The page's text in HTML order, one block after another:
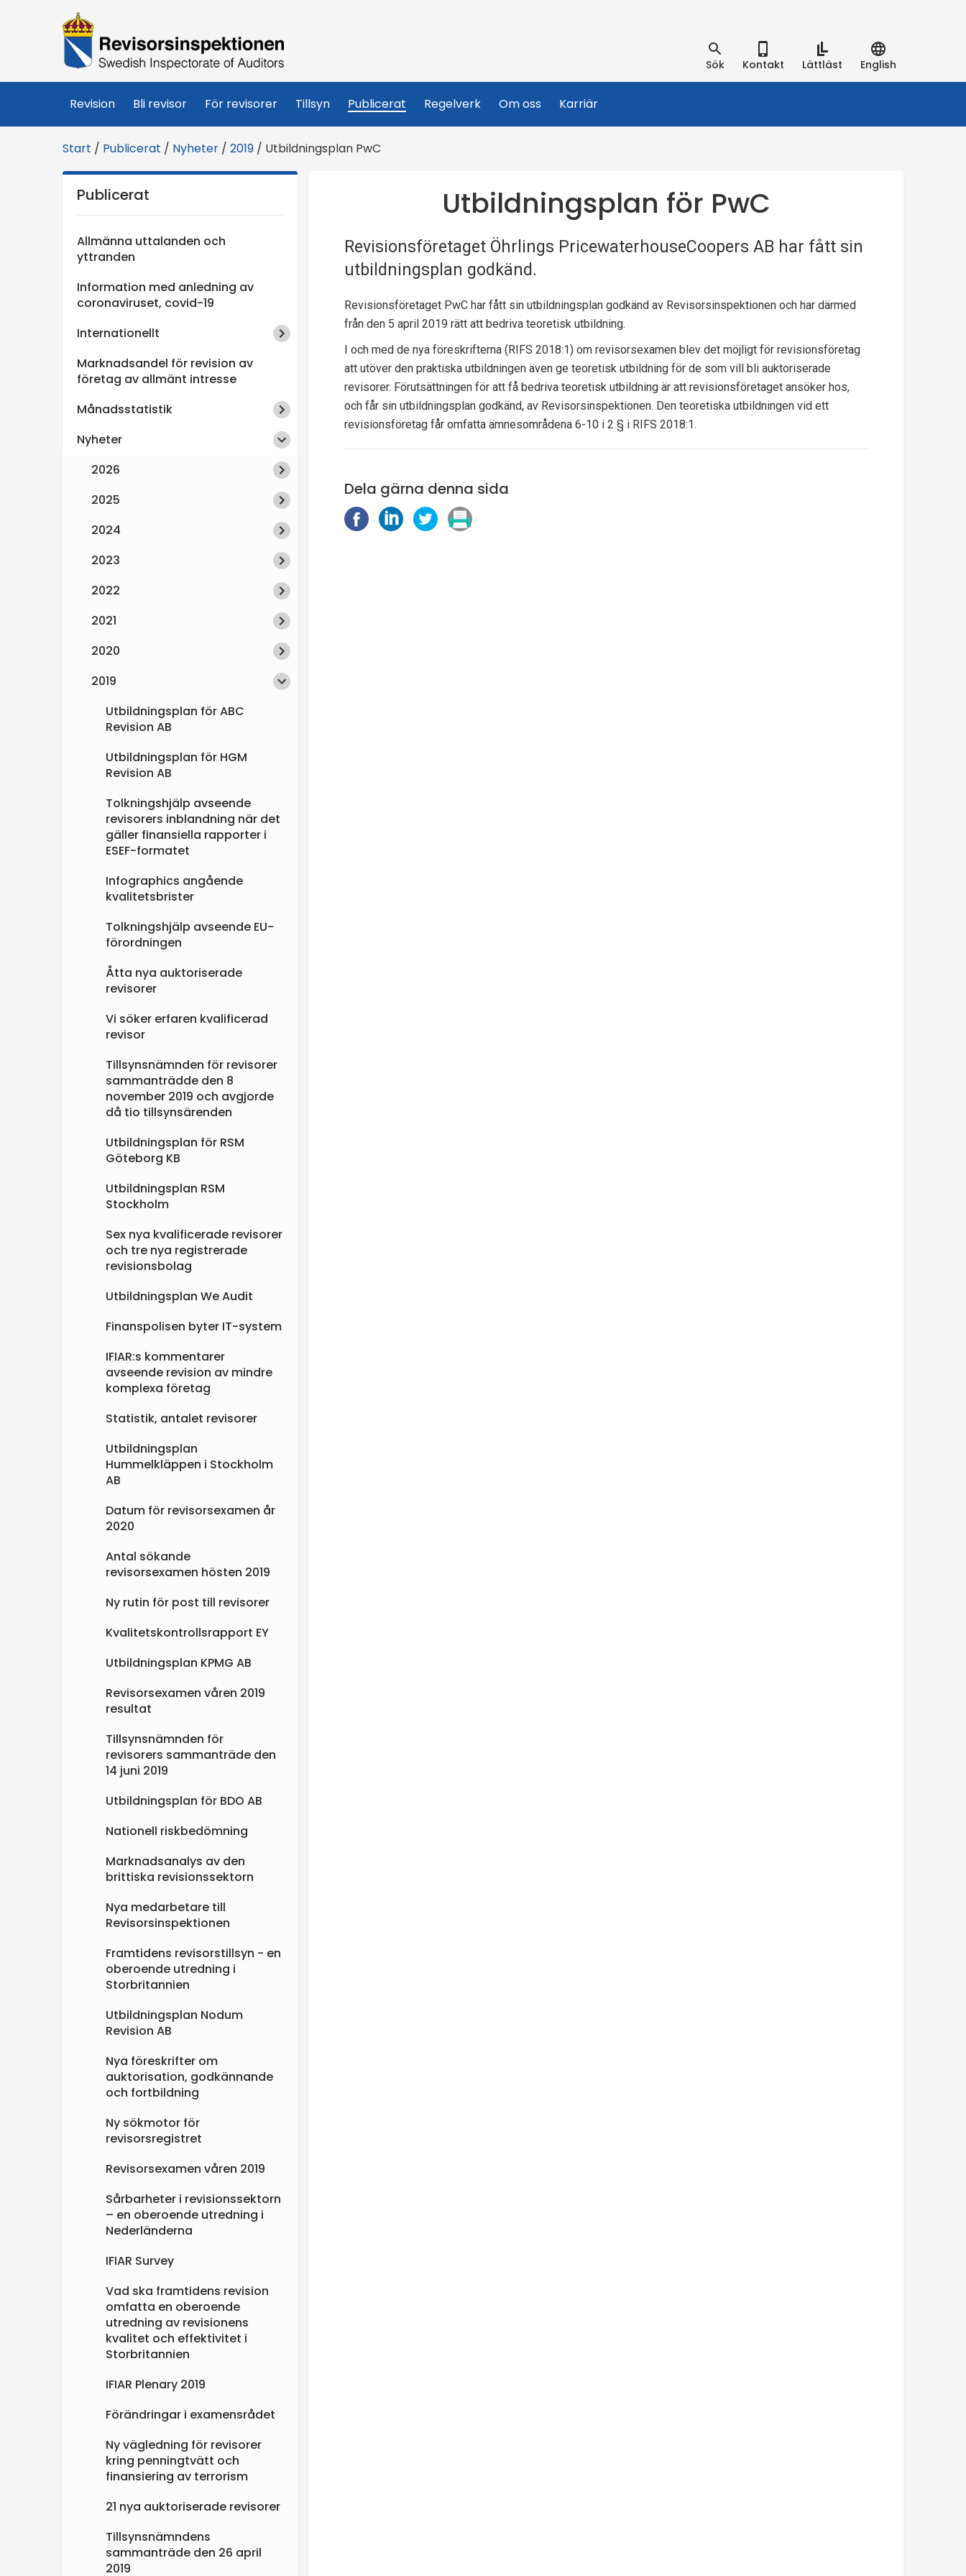
R
e
v
i
s
o
n
p
Sök Kontakt Lättläst English
Revision Bli revisor För revisorer Tillsyn Publicerat Regelverk Om oss Karriär
Start / Publicerat / Nyheter / 2019 / Utbildningsplan PwC
Utbildningsplan för PwC
Revisionsföretaget Öhrlings PricewaterhouseCoopers AB har fått sin
utbildningsplan godkänd.
Revisionsföretaget PwC har fått sin utbildningsplan godkänd av Revisorsinspektionen och har därmed
från den 5 april 2019 rätt att bedriva teoretisk utbildning.
I och med de nya föreskrifterna (RIFS 2018:1) om revisorsexamen blev det möjligt för revisionsföretag
att utöver den praktiska utbildningen även ge teoretisk utbildning för de som vill bli auktoriserade
revisorer. Förutsättningen för att få bedriva teoretisk utbildning är att revisionsföretaget ansöker hos,
och får sin utbildningsplan godkänd, av Revisorsinspektionen. Den teoretiska utbildningen vid ett
revisionsföretag får omfatta ämnesområdena 6-10 i 2 § i RIFS 2018:1.
Dela gärna denna sida
D
D
D
S
Publicerat
Allmänna uttalanden och
yttranden
Information med anledning av
coronaviruset, covid-19
Internationellt
Marknadsandel för revision av
företag av allmänt intresse
Månadsstatistik
Nyheter
2026
2025
2024
2023
2022
2021
2020
2019
Utbildningsplan för ABC
Revision AB
Utbildningsplan för HGM
Revision AB
Tolkningshjälp avseende
revisorers inblandning när det
gäller finansiella rapporter i
ESEF-formatet
Infographics angående
kvalitetsbrister
Tolkningshjälp avseende EU-
förordningen
Åtta nya auktoriserade
revisorer
Vi söker erfaren kvalificerad
revisor
Tillsynsnämnden för revisorer
sammanträdde den 8
november 2019 och avgjorde
då tio tillsynsärenden
Utbildningsplan för RSM
Göteborg KB
Utbildningsplan RSM
Stockholm
Sex nya kvalificerade revisorer
och tre nya registrerade
revisionsbolag
Utbildningsplan We Audit
Finanspolisen byter IT-system
IFIAR:s kommentarer
avseende revision av mindre
komplexa företag
Statistik, antalet revisorer
Utbildningsplan
Hummelkläppen i Stockholm
AB
Datum för revisorsexamen år
2020
Antal sökande
revisorsexamen hösten 2019
Ny rutin för post till revisorer
Kvalitetskontrollsrapport EY
Utbildningsplan KPMG AB
Revisorsexamen våren 2019
resultat
Tillsynsnämnden för
revisorers sammanträde den
14 juni 2019
Utbildningsplan för BDO AB
Nationell riskbedömning
Marknadsanalys av den
brittiska revisionssektorn
Nya medarbetare till
Revisorsinspektionen
Framtidens revisorstillsyn - en
oberoende utredning i
Storbritannien
Utbildningsplan Nodum
Revision AB
Nya föreskrifter om
auktorisation, godkännande
och fortbildning
Ny sökmotor för
revisorsregistret
Revisorsexamen våren 2019
Sårbarheter i revisionssektorn
– en oberoende utredning i
Nederländerna
IFIAR Survey
Vad ska framtidens revision
omfatta en oberoende
utredning av revisionens
kvalitet och effektivitet i
Storbritannien
IFIAR Plenary 2019
Förändringar i examensrådet
Ny vägledning för revisorer
kring penningtvätt och
finansiering av terrorism
21 nya auktoriserade revisorer
Tillsynsnämndens
sammanträde den 26 april
2019